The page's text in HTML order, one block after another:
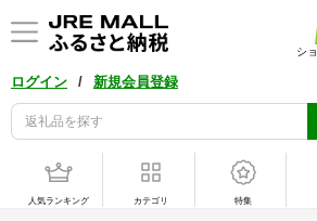
ログイン / 新規会員登録
シ
人気ランキング カテゴリ 特集